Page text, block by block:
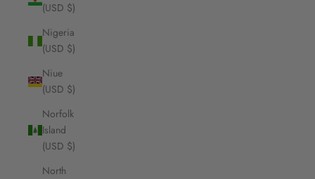
(USD $)
Nigeria
(USD $)
Niue
(USD $)
Norfolk
Island
(USD $)
North